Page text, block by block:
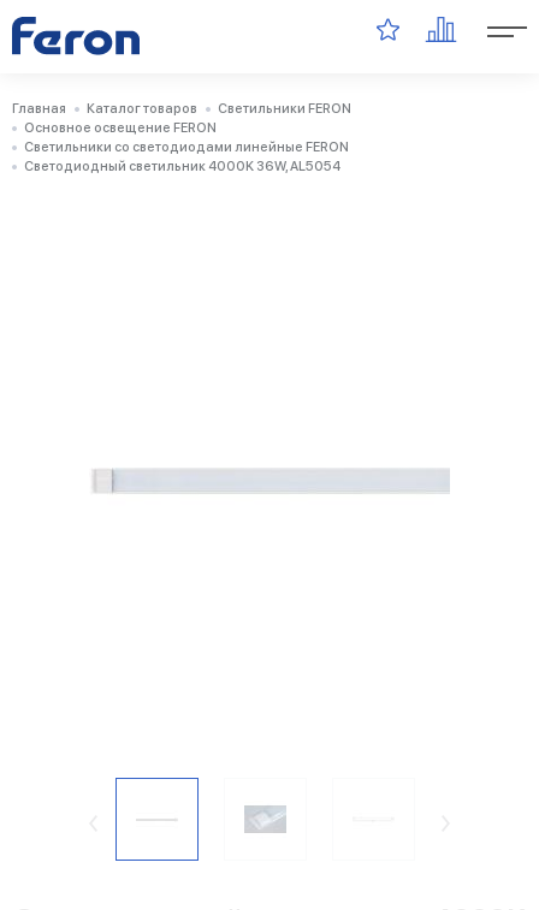
Главная Каталог товаров
Светильники FERON
Основное освещение FERON
Светильники со светодиодами линейные FERON
Светодиодный светильник 4000K 36W, AL5054